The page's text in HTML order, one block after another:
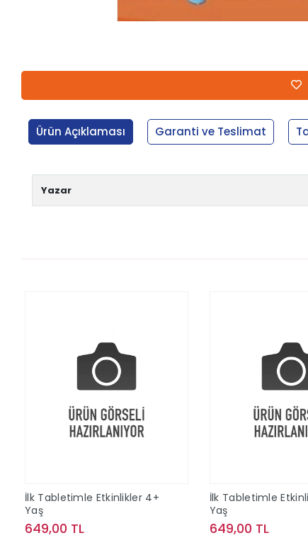
Ürün Açıklaması Garanti ve Teslimat
Yazar
İlk Tabletimle Etkinlikler 4+
Yaş
649,00 TL
İlk Tabletimle
Yaş
649,00 TL